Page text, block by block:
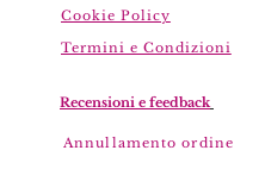
Cookie Policy
Termini e Condizioni
Recensioni e feedback
Annullamento ordine